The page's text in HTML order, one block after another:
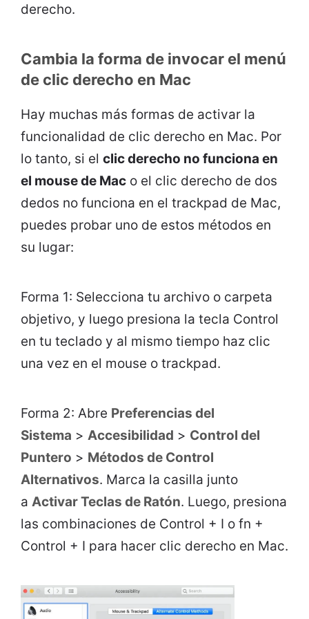
derecho.
Cambia la forma de invocar el menú
de clic derecho en Mac
Hay muchas más formas de activar la
funcionalidad de clic derecho en Mac. Por
lo tanto, si el clic derecho no funciona en
el mouse de Mac o el clic derecho de dos
dedos no funciona en el trackpad de Mac,
puedes probar uno de estos métodos en
su lugar:
Forma 1: Selecciona tu archivo o carpeta
objetivo, y luego presiona la tecla Control
en tu teclado y al mismo tiempo haz clic
una vez en el mouse o trackpad.
Forma 2: Abre Preferencias del
Sistema > Accesibilidad > Control del
Puntero > Métodos de Control
Alternativos. Marca la casilla junto
a Activar Teclas de Ratón. Luego, presiona
las combinaciones de Control + I o fn +
Control + I para hacer clic derecho en Mac.